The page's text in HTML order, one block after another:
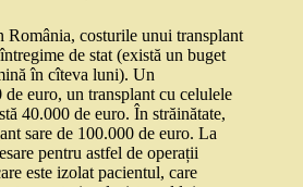
România, costurile unui transplant
de stat (există un buget
în cîteva luni). Un
euro, un transplant cu celulele
40.000 de euro. În străinătate,
sare de 100.000 de euro. La
pentru astfel de operații
este izolat pacientul, care